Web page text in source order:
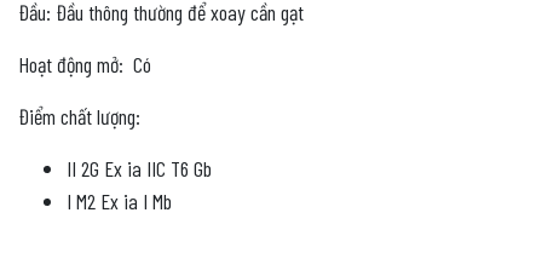
Đầu: Đầu thông thường để xoay cần gạt
Hoạt động mở: Có
Điểm chất lượng:
II 2G Ex ia IIC T6 Gb
I M2 Ex ia I Mb